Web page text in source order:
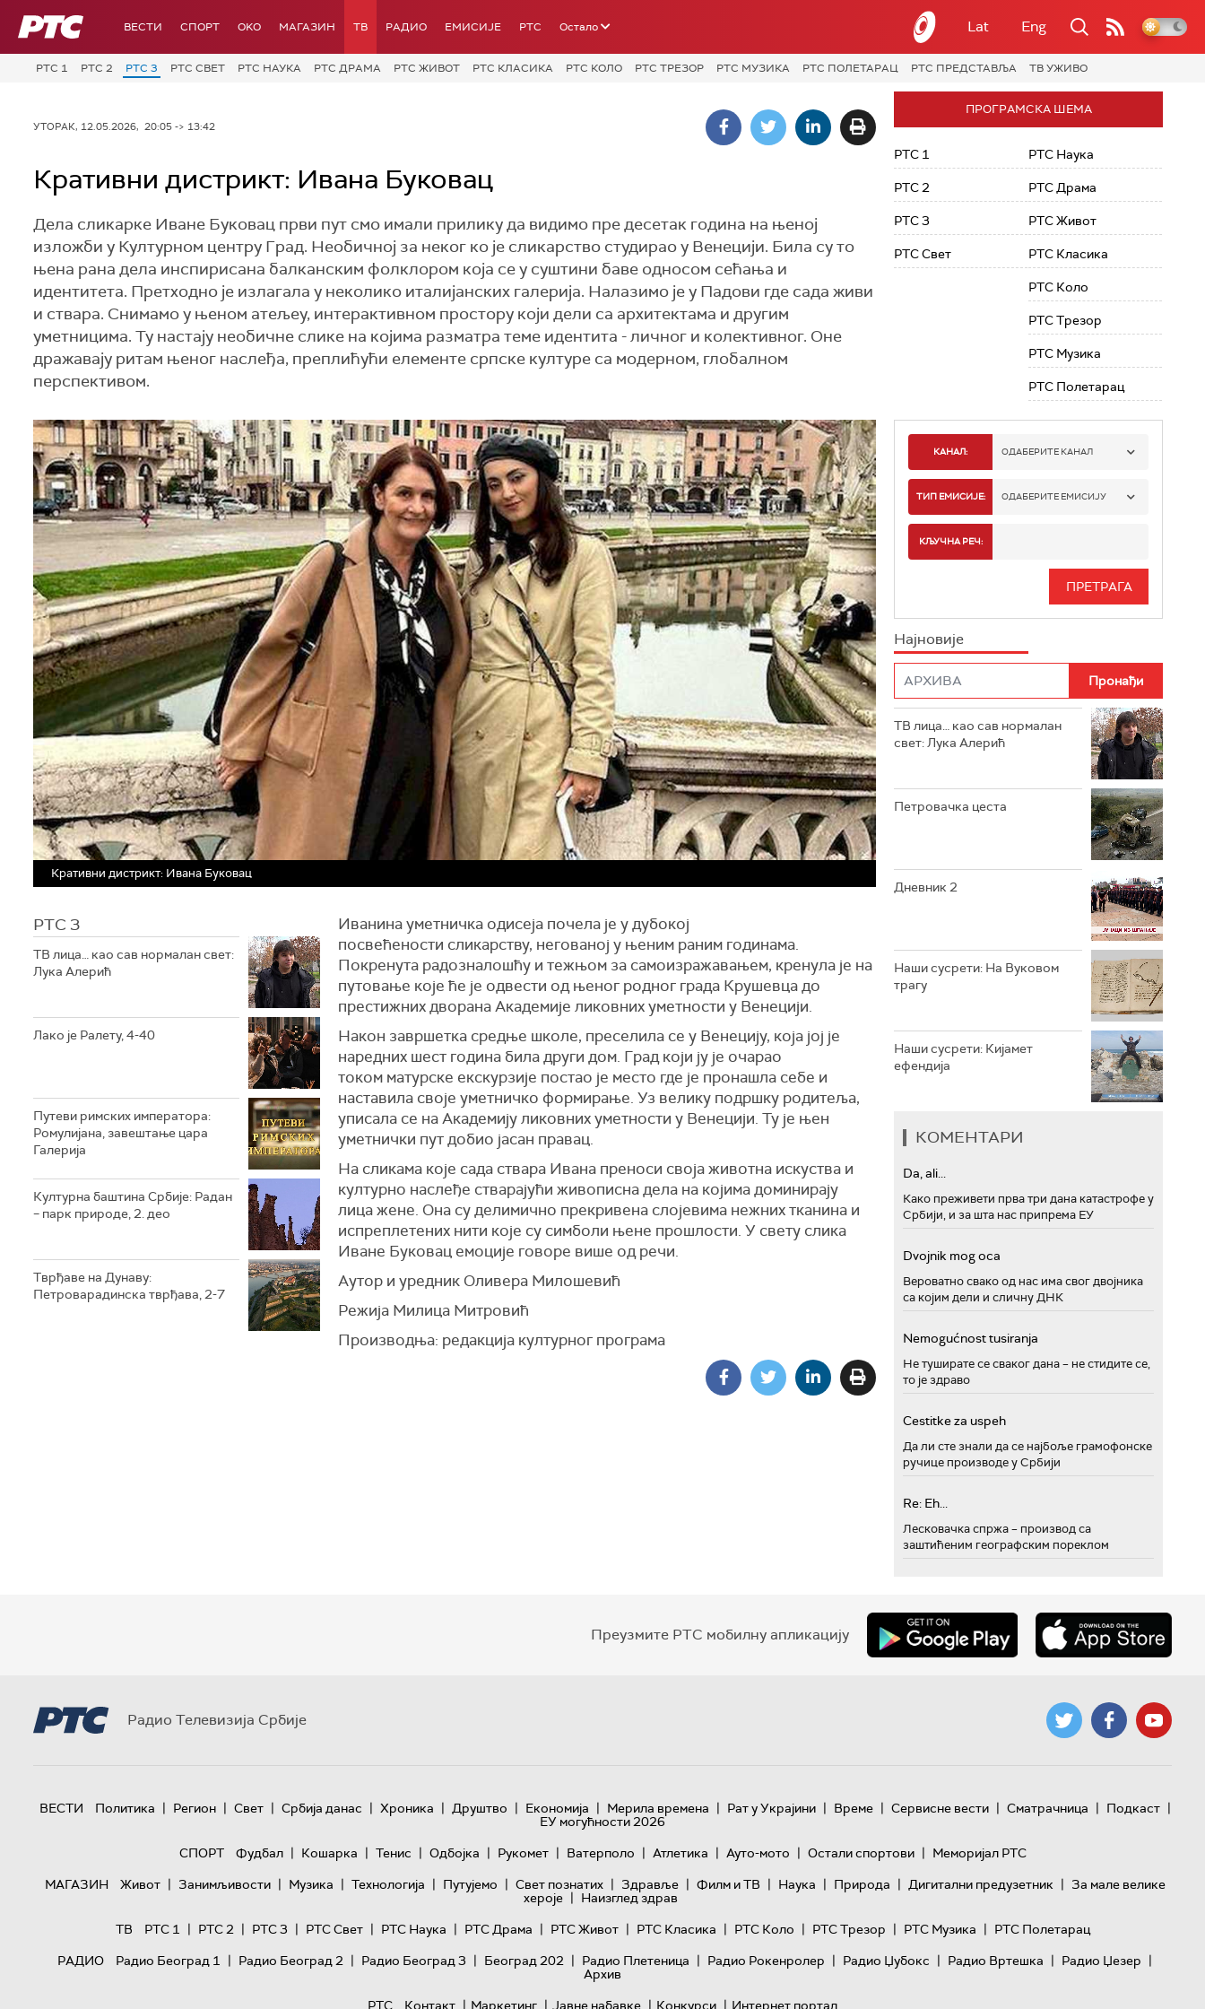
РТС ВЕСТИ СПОРТ OKO МАГАЗИН ТВ РАДИО ЕМИСИЈЕ РТС Остало Lat Eng
РТС 1 РТС 2 РТС 3 РТС СВЕТ РТС НАУКА РТС ДРАМА РТС ЖИВОТ РТС КЛАСИКА РТС КОЛО РТС ТРЕЗОР РТС МУЗИКА РТС ПОЛЕТАРАЦ РТС ПРЕДСТАВЉА ТВ УЖИВО
УТОРАК, 12.05.2026, 20:05 -> 13:42
Кративни дистрикт: Ивана Буковац
Дела сликарке Иване Буковац први пут смо имали прилику да видимо пре десетак година на њеној
изложби у Културном центру Град. Необичној за неког ко је сликарство студирао у Венецији. Била су то
њена рана дела инспирисана балканским фолклором која се у суштини баве односом сећања и
идентитета. Претходно је излагала у неколико италијанских галерија. Налазимо је у Падови где сада живи
и ствара. Снимамо у њеном атељеу, интерактивном простору који дели са архитектама и другим
уметницима. Ту настају необичне слике на којима разматра теме идентита - личног и колективног. Оне
дражавају ритам њеног наслеђа, преплићући елементе српске културе са модерном, глобалном
перспективом.
Кративни дистрикт: Ивана Буковац
РТС 3
ТВ лица… као сав нормалан свет:
Лука Алерић
Лако је Ралету, 4-40
Путеви римских императора:
Ромулијана, завештање цара
Галерија
Културна баштина Србије: Радан
– парк природе, 2. део
Тврђаве на Дунаву:
Петроварадинска тврђава, 2-7
Иванина уметничка одисеја почела је у дубокој
посвећености сликарству, негованој у њеним раним годинама.
Покренута радозналошћу и тежњом за самоизражавањем, кренула је на
путовање које ће је одвести од њеног родног града Крушевца до
престижних дворана Академије ликовних уметности у Венецији.
Након завршетка средње школе, преселила се у Венецију, која јој је
наредних шест година била други дом. Град који ју је очарао
током матурске екскурзије постао је место где је пронашла себе и
наставила своје уметничко формирање. Уз велику подршку родитеља,
уписала се на Академију ликовних уметности у Венецији. Ту је њен
уметнички пут добио јасан правац.
На сликама које сада ствара Ивана преноси своја животна искуства и
културно наслеђе стварајући живописна дела на којима доминирају
лица жене. Она су делимично прекривена слојевима нежних тканина и
испреплетених нити које су симболи њене прошлости. У свету слика
Иване Буковац емоције говоре више од речи.
Аутор и уредник Оливера Милошевић
Режија Милица Митровић
Производња: редакција културног програма
ПРОГРАМСКА ШЕМА
РТС 1
РТС 2
РТС 3
РТС Свет
РТС Наука
РТС Драма
РТС Живот
РТС Класика
РТС Коло
РТС Трезор
РТС Музика
РТС Полетарац
КАНАЛ: ОДАБЕРИТЕ КАНАЛ
РТС 1
РТС 3
РТС ЖИВОТ
РТС КЛАСИКА
РТС ТРЕЗОР
РТС МУЗИКА
РТС ПОЛЕТАРАЦ
ТИП ЕМИСИЈЕ: ОДАБЕРИТЕ ЕМИСИЈУ
КЉУЧНА РЕЧ:
Најновије
ТВ лица… као сав нормалан
свет: Лука Алерић
Петровачка цеста
Дневник 2
Наши сусрети: На Вуковом
трагу
Наши сусрети: Кијамет
ефендија
КОМЕНТАРИ
Da, ali...
Како преживети прва три дана катастрофе у
Србији, и за шта нас припрема ЕУ
Dvojnik mog oca
Вероватно свако од нас има свог двојника
са којим дели и сличну ДНК
Nemogućnost tusiranja
Не туширате се сваког дана – не стидите се,
то је здраво
Cestitke za uspeh
Да ли сте знали да се најбоље грамофонске
ручице производе у Србији
Re: Eh...
Лесковачка спржа – производ са
заштићеним географским пореклом
Преузмите РТС мобилну апликацију
Радио Телевизија Србије
ВЕСТИ Политика | Регион | Свет | Србија данас | Хроника | Друштво | Економија | Мерила времена | Рат у Украјини | Време | Сервисне вести | Сматрачница | Подкаст |
ЕУ могућности 2026
СПОРТ
Фудбал | Кошарка | Тенис | Одбојка | Рукомет | Ватерполо | Атлетика | Ауто-мото | Остали спортови | Меморијал РТС
МАГАЗИН
Живот | Занимљивости | Музика | Технологијa | Путујемо | Свет познатих | Здравље | Филм и ТВ | Наука | Природа | Дигитални предузетник | За мале велике
хероје | Наизглед здрав
ТВ
РТС 1 | РТС 2 | РТС 3 | РТС Свет | РТС Наука | РТС Драма | РТС Живот | РТС Класика | РТС Коло | РТС Трезор | РТС Музика | РТС Полетарац
РАДИО
Радио Београд 1 | Радио Београд 2 | Радио Београд 3 | Београд 202 | Радио Плетеница | Радио Рокенролер | Радио Џубокс | Радио Вртешка | Радио Џезер |
Архив
РТС
Контакт | Маркетинг | Јавне набавке | Конкурси | Интернет портал